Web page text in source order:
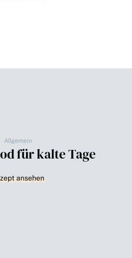
Allgemein
für kalte Tage
ansehen